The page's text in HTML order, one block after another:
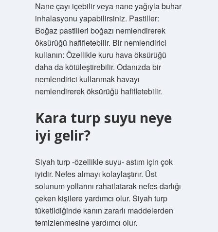
Nane çayı içebilir veya nane yağıyla buhar
inhalasyonu yapabilirsiniz. Pastiller:
Boğaz pastilleri boğazı nemlendirerek
öksürüğü hafifletebilir. Bir nemlendirici
kullanın: Özellikle kuru hava öksürüğü
daha da kötüleştirebilir. Odanızda bir
nemlendirici kullanmak havayı
nemlendirerek öksürüğü hafifletebilir.
Kara turp suyu neye
iyi gelir?
Siyah turp -özellikle suyu- astım için çok
iyidir. Nefes almayı kolaylaştırır. Üst
solunum yollarını rahatlatarak nefes darlığı
çeken kişilere yardımcı olur. Siyah turp
tüketildiğinde kanın zararlı maddelerden
temizlenmesine yardımcı olur.